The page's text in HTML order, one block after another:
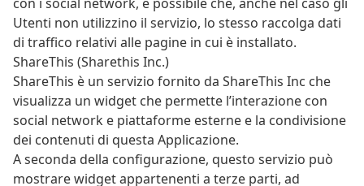
Utenti non utilizzino il servizio, lo stesso raccolga dati
di traffico relativi alle pagine in cui è installato.
ShareThis (Sharethis Inc.)
ShareThis è un servizio fornito da ShareThis Inc che
visualizza un widget che permette l’interazione con
social network e piattaforme esterne e la condivisione
dei contenuti di questa Applicazione.
A seconda della configurazione, questo servizio può
mostrare widget appartenenti a terze parti, ad